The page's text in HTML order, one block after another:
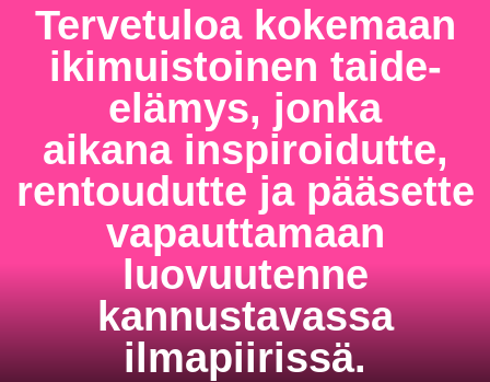
Tervetuloa kokemaan
ikimuistoinen taide-
elämys, jonka
aikana inspiroidutte,
rentoudutte ja pääsette
vapauttamaan
luovuutenne
kannustavassa
ilmapiirissä.